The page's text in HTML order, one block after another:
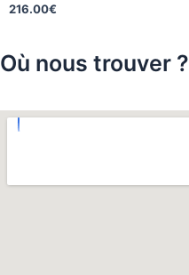
216.00€
Où nous trouver ?